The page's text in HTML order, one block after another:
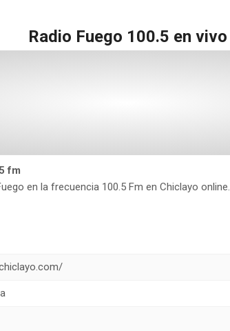
Radio Fuego 100.5 en vivo
fm
en la frecuencia 100.5 Fm en Chiclayo online.